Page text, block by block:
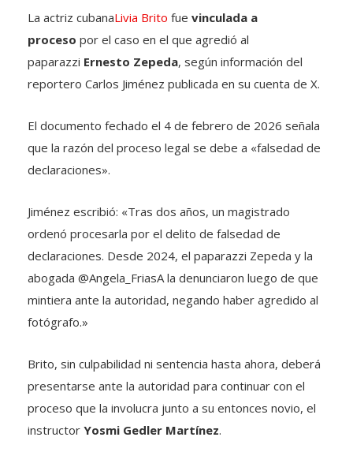
La actriz cubanaLivia Brito fue vinculada a
proceso por el caso en el que agredió al
paparazzi Ernesto Zepeda, según información del
reportero Carlos Jiménez publicada en su cuenta de X.
El documento fechado el 4 de febrero de 2026 señala
que la razón del proceso legal se debe a «falsedad de
declaraciones».
Jiménez escribió: «Tras dos años, un magistrado
ordenó procesarla por el delito de falsedad de
declaraciones. Desde 2024, el paparazzi Zepeda y la
abogada @Angela_FriasA la denunciaron luego de que
mintiera ante la autoridad, negando haber agredido al
fotógrafo.»
Brito, sin culpabilidad ni sentencia hasta ahora, deberá
presentarse ante la autoridad para continuar con el
proceso que la involucra junto a su entonces novio, el
instructor Yosmi Gedler Martínez.